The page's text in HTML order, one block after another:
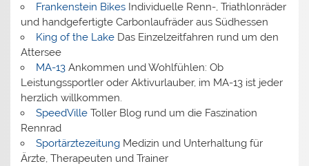
Frankenstein BikesIndividuelle Renn-, Triathlonräder
und handgefertigte Carbonlaufräder aus Südhessen
King of the LakeDas Einzelzeitfahren rund um den
Attersee
MA-13Ankommen und Wohlfühlen: Ob
Leistungssportler oder Aktivurlauber, im MA-13 ist jeder
herzlich willkommen.
SpeedVilleToller Blog rund um die Faszination
Rennrad
SportärztezeitungMedizin und Unterhaltung für
Ärzte, Therapeuten und Trainer